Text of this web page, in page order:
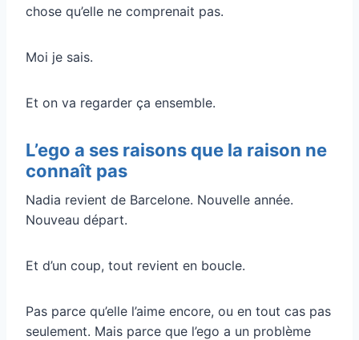
chose qu’elle ne comprenait pas.
Moi je sais.
Et on va regarder ça ensemble.
L’ego a ses raisons que la raison ne
connaît pas
Nadia revient de Barcelone. Nouvelle année.
Nouveau départ.
Et d’un coup, tout revient en boucle.
Pas parce qu’elle l’aime encore, ou en tout cas pas
seulement. Mais parce que l’ego a un problème